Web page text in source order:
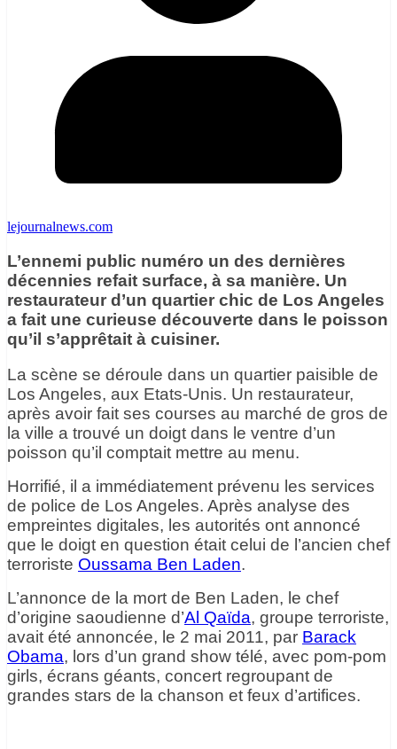
lejournalnews.com
L’ennemi public numéro un des dernières
décennies refait surface, à sa manière. Un
restaurateur d’un quartier chic de Los Angeles
a fait une curieuse découverte dans le poisson
qu’il s’apprêtait à cuisiner.
La scène se déroule dans un quartier paisible de
Los Angeles, aux Etats-Unis. Un restaurateur,
après avoir fait ses courses au marché de gros de
la ville a trouvé un doigt dans le ventre d’un
poisson qu’il comptait mettre au menu.
Horrifié, il a immédiatement prévenu les services
de police de Los Angeles. Après analyse des
empreintes digitales, les autorités ont annoncé
que le doigt en question était celui de l’ancien chef
terroriste Oussama Ben Laden.
L’annonce de la mort de Ben Laden, le chef
d’origine saoudienne d’Al Qaïda, groupe terroriste,
avait été annoncée, le 2 mai 2011, par Barack
Obama, lors d’un grand show télé, avec pom-pom
girls, écrans géants, concert regroupant de
grandes stars de la chanson et feux d’artifices.